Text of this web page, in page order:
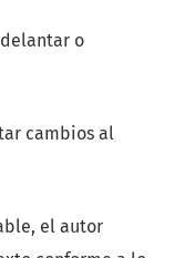
o
cambios al
el autor